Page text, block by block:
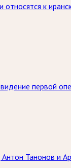
к
первой
Танонов и